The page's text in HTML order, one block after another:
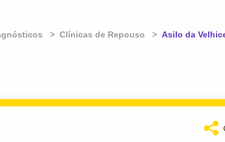
Clínicas de Repouso Atual:
Asilo da